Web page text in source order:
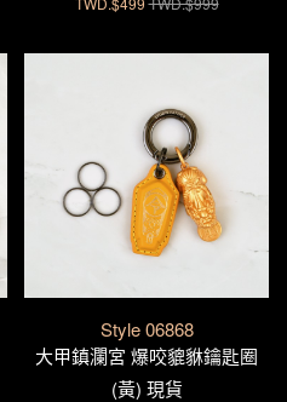
Style 06868
大甲鎮瀾宮 爆咬貔貅鑰匙圈
(黃) 現貨